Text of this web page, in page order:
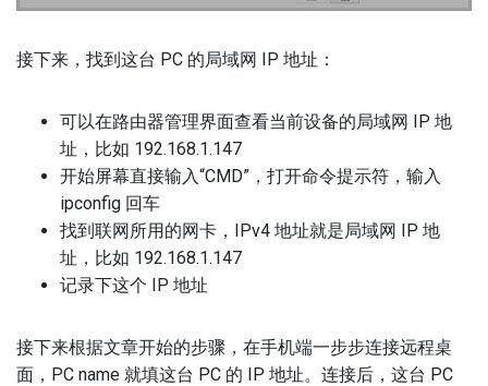
接下来，找到这台 PC 的局域网 IP 地址：
可以在路由器管理界面查看当前设备的局域网 IP 地
址，比如 192.168.1.147
开始屏幕直接输入“CMD”，打开命令提示符，输入
ipconfig 回车
找到联网所用的网卡，IPv4 地址就是局域网 IP 地
址，比如 192.168.1.147
记录下这个 IP 地址
接下来根据文章开始的步骤，在手机端一步步连接远程桌
面，PC name 就填这台 PC 的 IP 地址。连接后，这台 PC